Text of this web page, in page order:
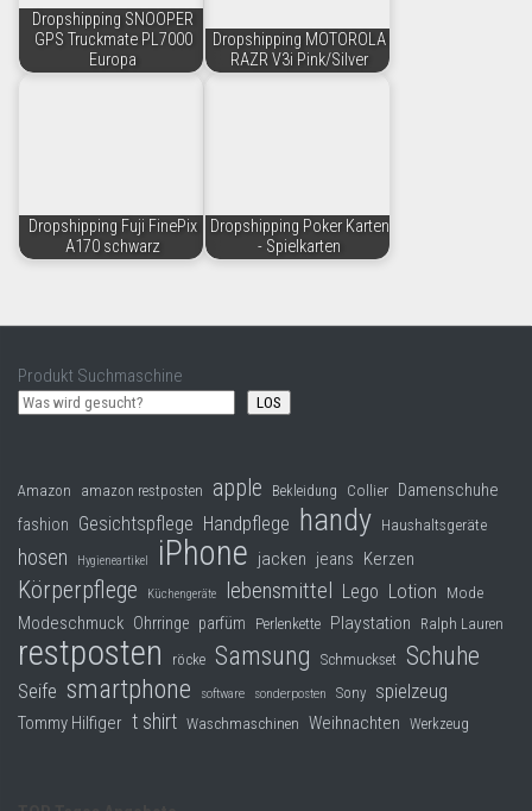
Dropshipping SNOOPER
GPS Truckmate PL7000
Europa
Dropshipping MOTOROLA
RAZR V3i Pink/Silver
Dropshipping Fuji FinePix
A170 schwarz
Dropshipping Poker Karten
- Spielkarten
Produkt Suchmaschine
LOS
Amazon amazon restposten apple Bekleidung Collier Damenschuhe
fashion Gesichtspflege Handpflege handy Haushaltsgeräte
hosen Hygieneartikel iPhone jacken jeans Kerzen
Körperpflege Küchengeräte lebensmittel Lego Lotion Mode
Modeschmuck Ohrringe parfüm Perlenkette Playstation Ralph Lauren
restposten röcke Samsung Schmuckset Schuhe
Seife smartphone software sonderposten Sony spielzeug
Tommy Hilfiger t shirt Waschmaschinen Weihnachten Werkzeug